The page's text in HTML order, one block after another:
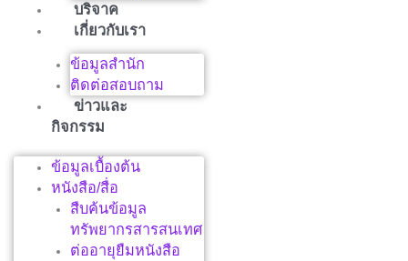
บริจาค
เกี่ยวกับเรา
ข้อมูลสำนัก
ติดต่อสอบถาม
ข่าวและ
กิจกรรม
ข้อมูลเบื้องต้น
หนังสือ/สื่อ
สืบค้นข้อมูล
ทรัพยากรสารสนเทศ
ต่ออายุยืมหนังสือ